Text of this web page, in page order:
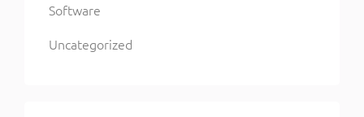
Software
Uncategorized